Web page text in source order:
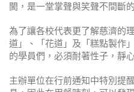
閡，是一堂掌聲與笑聲不間斷
為了讓各校代表更了解慈濟的
道」、「花道」及「糕點製作
的學員們，必須耐著性子，靜
主辦單位在行前通知中特別提